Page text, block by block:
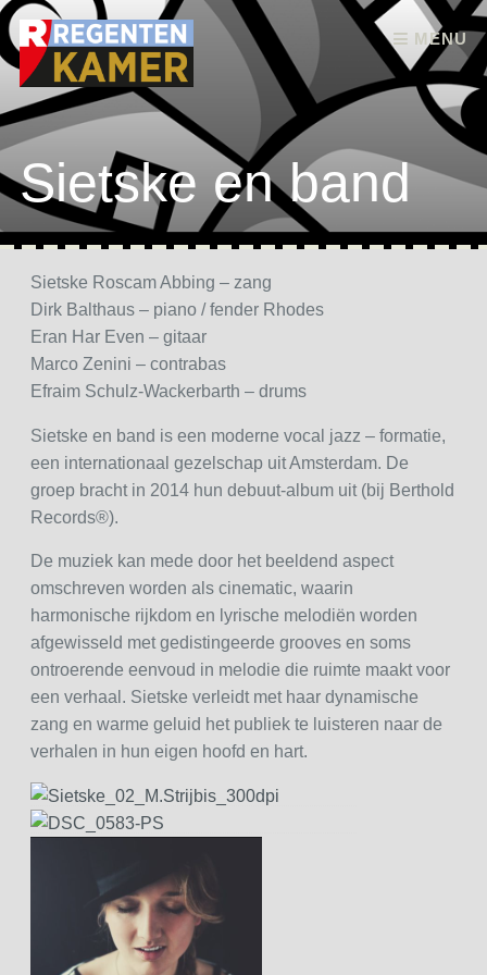
MENU
Skip to content
Sietske en band
Sietske Roscam Abbing – zang
Dirk Balthaus – piano / fender Rhodes
Eran Har Even – gitaar
Marco Zenini – contrabas
Efraim Schulz-Wackerbarth – drums
Sietske en band is een moderne vocal jazz – formatie,
een internationaal gezelschap uit Amsterdam. De
groep bracht in 2014 hun debuut-album uit (bij Berthold
Records®).
De muziek kan mede door het beeldend aspect
omschreven worden als cinematic, waarin
harmonische rijkdom en lyrische melodiën worden
afgewisseld met gedistingeerde grooves en soms
ontroerende eenvoud in melodie die ruimte maakt voor
een verhaal. Sietske verleidt met haar dynamische
zang en warme geluid het publiek te luisteren naar de
verhalen in hun eigen hoofd en hart.